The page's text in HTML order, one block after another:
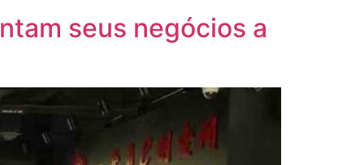
seus negócios a